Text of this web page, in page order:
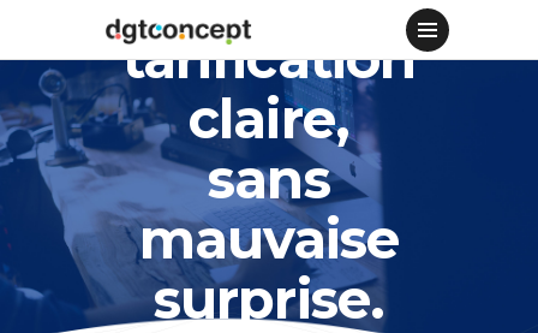
tarification
claire,
sans
mauvaise
surprise.